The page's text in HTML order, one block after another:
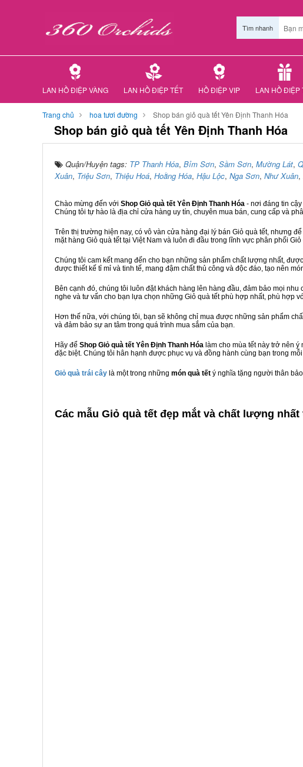
Tìm nhanh
LAN HỒ ĐIỆP VÀNG LAN HỒ ĐIỆP TẾT HỒ ĐIỆP VIP LAN HỒ ĐIỆP
Trang chủ hoa tươi đường Shop bán giỏ quà tết Yên Định Thanh Hóa
Shop bán giỏ quà tết Yên Định Thanh Hóa
Quận/Huyện tags: TP Thanh Hóa, Bỉm Sơn, Sầm Sơn, Mường Lát,
Xuân, Triệu Sơn, Thiệu Hoá, Hoằng Hóa, Hậu Lộc, Nga Sơn, Như Xuân,
Chào mừng đến với Shop Giỏ quà tết Yên Định Thanh Hóa - nơi đáng tin
Chúng tôi tự hào là địa chỉ cửa hàng uy tín, chuyên mua bán, cung cấp và
Trên thị trường hiện nay, có vô vàn cửa hàng đại lý bán Giỏ quà tết, nhưng
mặt hàng Giỏ quà tết tại Việt Nam và luôn đi đầu trong lĩnh vực phân phối Giỏ
Chúng tôi cam kết mang đến cho bạn những sản phẩm chất lượng nhất,
được thiết kế tỉ mỉ và tinh tế, mang đậm chất thủ công và độc đáo, tạo nên
Bên cạnh đó, chúng tôi luôn đặt khách hàng lên hàng đầu, đảm bảo mọi
nghe và tư vấn cho bạn lựa chọn những Giỏ quà tết phù hợp nhất, phù hợp
Hơn thế nữa, với chúng tôi, bạn sẽ không chỉ mua được những sản phẩm
và đảm bảo sự an tâm trong quá trình mua sắm của bạn.
Hãy để Shop Giỏ quà tết Yên Định Thanh Hóa làm cho mùa tết này trở nên
đặc biệt. Chúng tôi hân hạnh được phục vụ và đồng hành cùng bạn trong
Giỏ quà trái cây là một trong những món quà tết ý nghĩa tặng người thân
Các mẫu Giỏ quà tết đẹp mắt và chất lượng